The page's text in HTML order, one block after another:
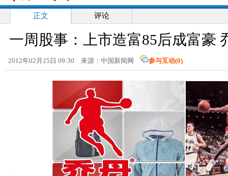
正文 评论
一周股事：上市造富85后成富豪
2012年02月25日 09:30 来源：中国新闻网 参与互动(0)